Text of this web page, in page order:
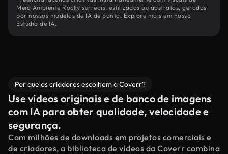
Meio Ambiente Rocky surreais, estilizados ou abstratos, gerados
por nossos modelos de IA de ponta. Explore mais em nosso
Estúdio de IA.
Por que os criadores escolhem a Coverr?
Use vídeos originais e de banco de imagens
com IA para obter qualidade, velocidade e
segurança.
Com milhões de downloads em projetos comerciais e
de criadores, a biblioteca de vídeos da Coverr combina